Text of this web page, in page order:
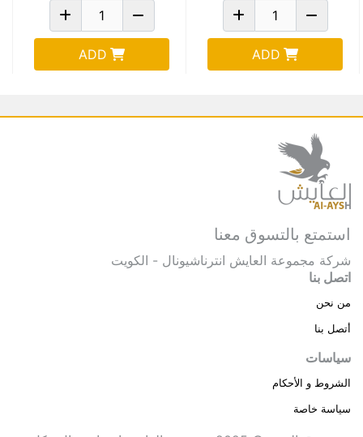
ADD
ADD
استمتع بالتسوق معنا
شركة مجموعة العايش انترناشيونال - الكويت
اتصل بنا
من نحن
أتصل بنا
سياسات
الشروط و الأحكام
سياسة خاصة